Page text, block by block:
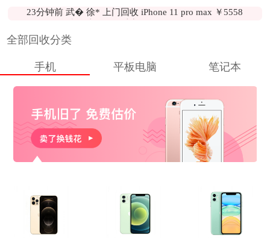
23分钟前 武� 徐* 上门回收 iPhone 11 pro max ￥5558
23分钟前 山西 罗* 上门回收 iPad Air2 ￥657
23分钟前 湖南 郑* 上门回收 iphone 8 plus ￥754
23分钟前 湖北 胡* 上门回收 iPhone x ￥1169
16分钟前 晋中 易* 上门回收 iPhone 11 pro max ￥3908
16分钟前 银� 张* 上门回收 苹果 14年 11寸 MacBook Air ￥1445
12分钟前 贵阳 牛* 上门回收 iPhone xs ￥1844
13分钟前 湖北 罗* 上门回收 iPhone x ￥1471
52分钟前 兰州 刘* 到店回收 魅族16T ￥850
52分钟前 兰� 陈* 邮寄回收 华为平板M6 8.4英寸 ￥812
15分钟前 郑州 尹* 邮寄回收 苹果 13年 13寸 MacBook Air ￥1420
74分钟前 郑州 刘* 邮寄回收 OPPO K3 ￥618
43分钟前 广州 陈* 邮寄回收 iPhone 11 pro max ￥6260
22分钟前 广州 陈* 邮寄回收 iPhone xs max ￥4668
23分钟前 广州 陈* 邮寄回收 Mate 30（4G） ￥2429
51分钟前 广州 陈* 到店回收 ￥6121
45分钟前 贵阳 吕* 到店回收 realme GT ￥950
23分钟前 武� 徐* 上门回收 iPhone 11 pro max ￥5558
23分钟前 河南 熊* 上门回收 苹果 19年 13寸 MacBook Air ￥3007
23分钟前 湖北 胡* 上门回收 iPhone x ￥1169
16分钟前 晋中 易* 上门回收 iPhone 11 pro max ￥3908
16分钟前 银� 张* 上门回收 苹果 14年 11寸 MacBook Air ￥1445
12分钟前 贵阳 牛* 上门回收 iPhone xs ￥1844
13分钟前 湖北 罗* 上门回收 iPhone x ￥1471
52分钟前 兰州 刘* 到店回收 魅族16T ￥850
74分钟前 郑州 刘* 邮寄回收 OPPO K3 ￥618
71分钟前 广州 陈* 邮寄回收 OPPO K1 ￥770
63分钟前 广州 陈* 邮寄回收 iPhone x ￥2911
64分钟前 广州 陈* 邮寄回收 Mate 30（4G） ￥2252
全部回收分类
手机 平板电脑 笔记本